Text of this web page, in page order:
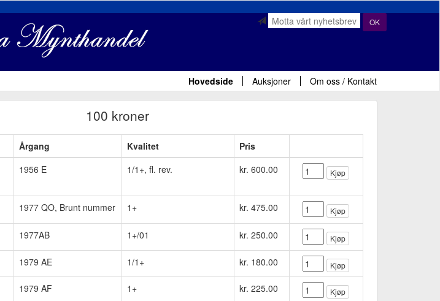
OK
Hovedside Auksjoner Om oss / Kontakt
100 kroner
Årgang Kvalitet
Pris
1956 E 1/1+, fl. rev. kr. 600.00 Kjøp
1977 QO, Brunt nummer 1+ kr. 475.00 Kjøp
1977AB 1+/01 kr. 250.00 Kjøp
1979 AE 1/1+ kr. 180.00 Kjøp
1979 AF 1+ kr. 225.00 Kjøp